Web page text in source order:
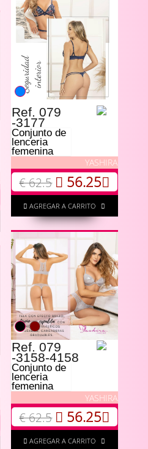
Ref. 079
-3177
Conjunto de
lenceria
femenina
YASHIRA
€ 62.5 56.25
AGREGAR A CARRITO
Ref. 079
-3158-4158
Conjunto de
lenceria
femenina
YASHIRA
€ 62.5 56.25
AGREGAR A CARRITO